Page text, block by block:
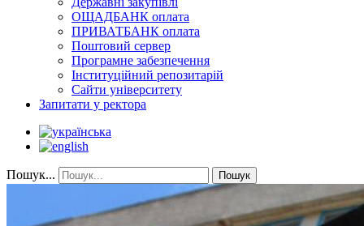
ОЩАДБАНК оплата
ПРИВАТБАНК оплата
Поштовий сервер
Програмне забезпечення
Інституційний репозитарій
Сайти університету
Запитати у ректора
Пошук... Пошук